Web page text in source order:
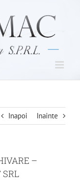
Inapoi Inainte
–
SRL